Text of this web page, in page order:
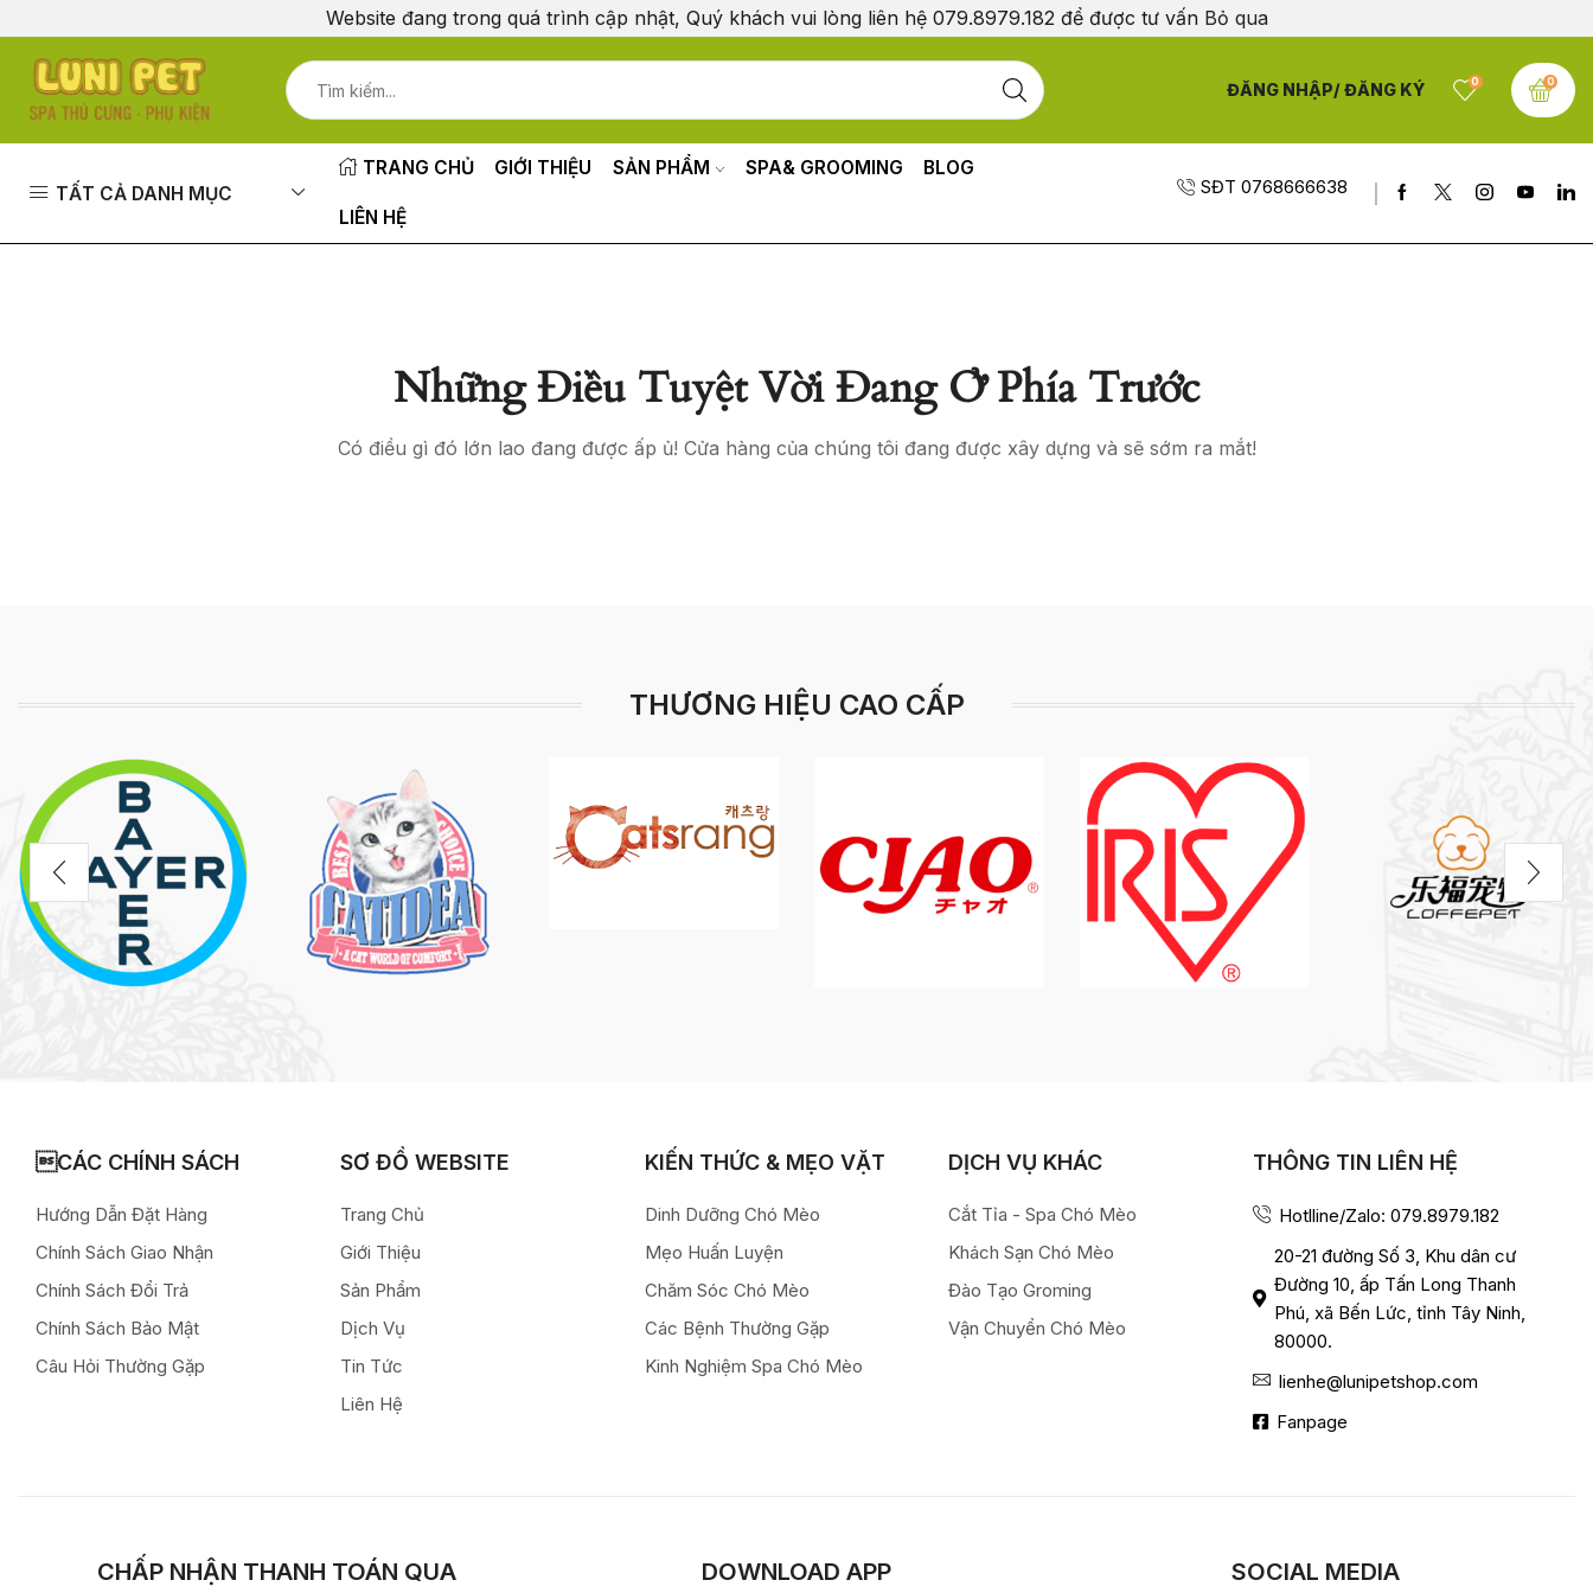
Website đang trong quá trình cập nhật, Quý khách vui lòng liên hệ 079.8979.182 để được tư vấn Bỏ qua
ĐĂNG NHẬP/ ĐĂNG KÝ 0 0
TẤT CẢ DANH MỤC
TRANG CHỦ GIỚI THIỆU SẢN PHẨM SPA& GROOMING BLOG
LIÊN HỆ
SĐT 0768666638
Những Điều Tuyệt Vời Đang Ở Phía Trước
Có điều gì đó lớn lao đang được ấp ủ! Cửa hàng của chúng tôi đang được xây dựng và sẽ sớm ra mắt!
THƯƠNG HIỆU CAO CẤP
CÁC CHÍNH SÁCH
Hướng Dẫn Đặt Hàng
Chính Sách Giao Nhận
Chính Sách Đổi Trả
Chính Sách Bảo Mật
Câu Hỏi Thường Gặp
SƠ ĐỒ WEBSITE
Trang Chủ
Giới Thiệu
Sản Phẩm
Dịch Vụ
Tin Tức
Liên Hệ
KIẾN THỨC & MẸO VẶT
Dinh Dưỡng Chó Mèo
Mẹo Huấn Luyện
Chăm Sóc Chó Mèo
Các Bệnh Thường Gặp
Kinh Nghiệm Spa Chó Mèo
DỊCH VỤ KHÁC
Cắt Tỉa - Spa Chó Mèo
Khách Sạn Chó Mèo
Đào Tạo Groming
Vận Chuyển Chó Mèo
THÔNG TIN LIÊN HỆ
Hotlline/Zalo: 079.8979.182
20-21 đường Số 3, Khu dân cư
Đường 10, ấp Tấn Long Thanh
Phú, xã Bến Lức, tỉnh Tây Ninh,
80000.
lienhe@lunipetshop.com
Fanpage
CHẤP NHẬN THANH TOÁN QUA DOWNLOAD APP SOCIAL MEDIA